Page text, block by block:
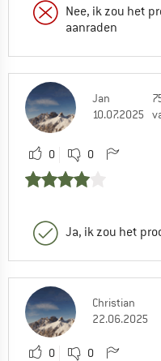
Nee, ik zou het
aanraden
Jan
10.07.2025
0 0
Ja, ik zou het
Christian
22.06.2025
0 0